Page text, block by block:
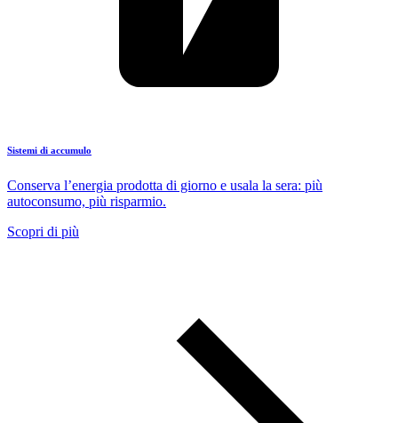
Sistemi di accumulo
Conserva l’energia prodotta di giorno e usala la sera: più
autoconsumo, più risparmio.
Scopri di più